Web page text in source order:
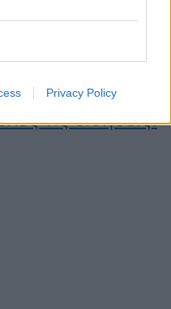
Privacy Policy
Google News
τις ειδήσεις!